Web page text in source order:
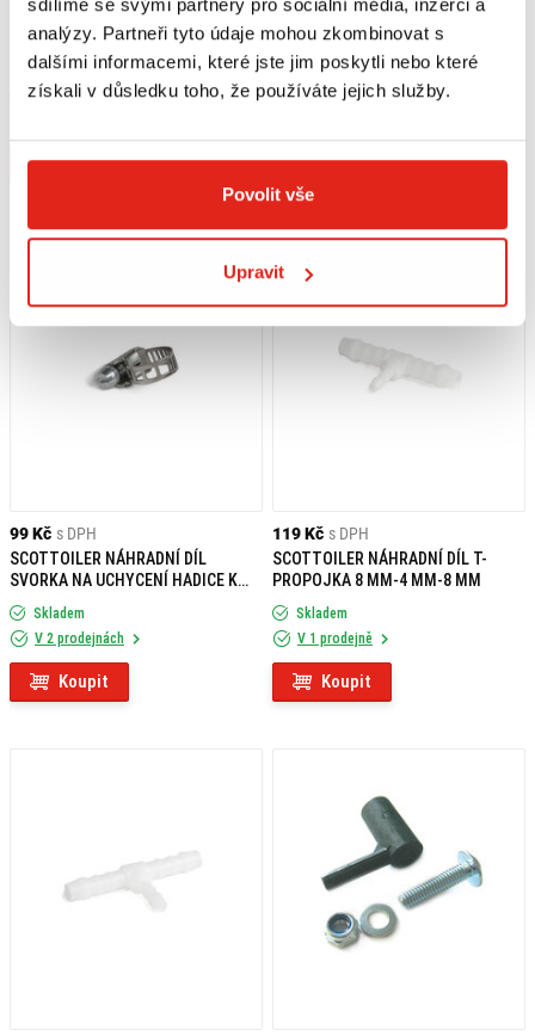
analýzy. Partneři tyto údaje mohou zkombinovat s
dalšími informacemi, které jste jim poskytli nebo které
získali v důsledku toho, že používáte jejich služby.
Povolit vše
Upravit
119 Kč s DPH
SCOTTOILER NÁHRADNÍ DÍL DRŽÁK
HROTU VELKÝ
Skladem
Koupit
99 Kč s DPH
SCOTTOILER NÁHRADNÍ DÍL DRŽÁK
HROTU MALÝ (8MM)
Skladem
Koupit
99 Kč s DPH
SCOTTOILER NÁHRADNÍ DÍL
SVORKA NA UCHYCENÍ HADICE K
DRŽÁKU
Skladem
V 2 prodejnách
Koupit
119 Kč s DPH
SCOTTOILER NÁHRADNÍ DÍL T-
PROPOJKA 8 MM-4 MM-8 MM
Skladem
V 1 prodejně
Koupit